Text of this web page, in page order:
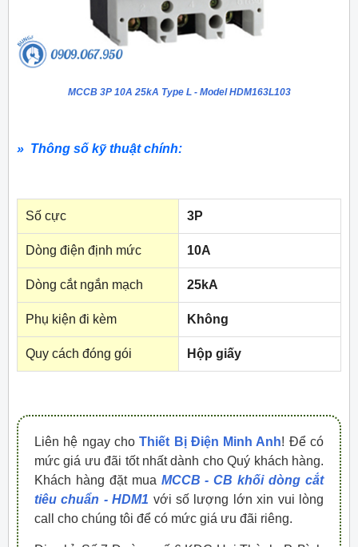
MCCB 3P 10A 25kA Type L - Model HDM163L103
» Thông số kỹ thuật chính:
Số cực 3P
Dòng điện định mức 10A
Dòng cắt ngắn mạch 25kA
Phụ kiện đi kèm Không
Quy cách đóng gói Hộp giấy
Liên hệ ngay choThiết Bị Điện Minh Anh! Để có
mức giá ưu đãi tốt nhất dành cho Quý khách hàng.
Khách hàng đặt mua MCCB - CB khối dòng cắt
tiêu chuẩn - HDM1 với số lượng lớn xin vui lòng
call cho chúng tôi để có mức giá ưu đãi riêng.